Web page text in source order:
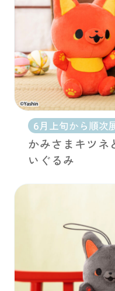
6月上旬から順次
かみさまキツネ
いぐるみ